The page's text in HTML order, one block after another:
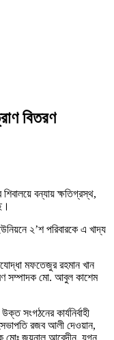
বিতরণ
বন্যায় ক্ষতিগ্রস্থ,
২’শ পরিবারকে এ খাদ্য
মফতেজুর রহমান খান
সম্পাদক মো. আবুল কাশেম
সংগঠনের কার্যনির্বাহী
রজব আলী দেওয়ান,
মোঃ জয়নাল আবেদীন, যুগ্ন